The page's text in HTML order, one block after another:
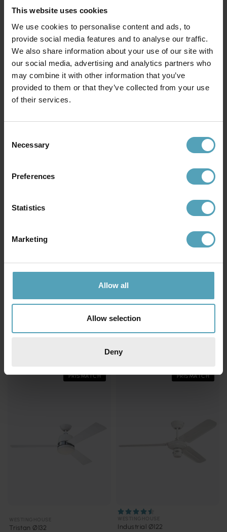
This website uses cookies
We use cookies to personalise content and ads, to
provide social media features and to analyse our traffic.
We also share information about your use of our site with
our social media, advertising and analytics partners who
may combine it with other information that you’ve
provided to them or that they’ve collected from your use
of their services.
Selection
Necessary
Preferences
Statistics
Marketing
Allow all
Allow selection
Deny
Industrial Ø122
1 120 kr
Rek. 1 349 kr
Capo Ø48
1 599 kr
PRISMATCH
WESTINGHOUSE
PRISMATCH
Tristan Ø132
PRISMATCH
Industrial Ø122